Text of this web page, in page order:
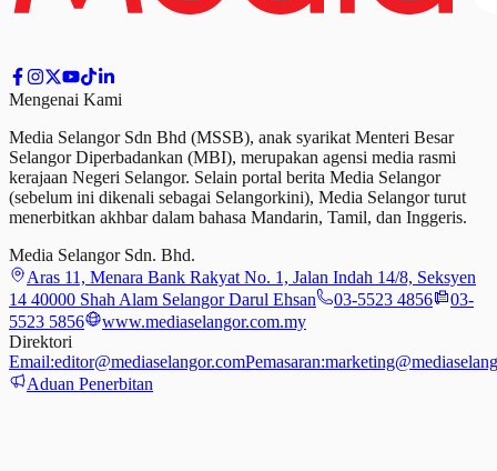
Mengenai Kami
Media Selangor Sdn Bhd (MSSB), anak syarikat Menteri Besar
Selangor Diperbadankan (MBI), merupakan agensi media rasmi
kerajaan Negeri Selangor. Selain portal berita Media Selangor
(sebelum ini dikenali sebagai Selangorkini), Media Selangor turut
menerbitkan akhbar dalam bahasa Mandarin, Tamil, dan Inggeris.
Media Selangor Sdn. Bhd.
Aras 11, Menara Bank Rakyat No. 1, Jalan Indah 14/8, Seksyen
14 40000 Shah Alam Selangor Darul Ehsan
03-5523 4856
03-
5523 5856
www.mediaselangor.com.my
Direktori
Email:editor@mediaselangor.comPemasaran:
Aduan Penerbitan